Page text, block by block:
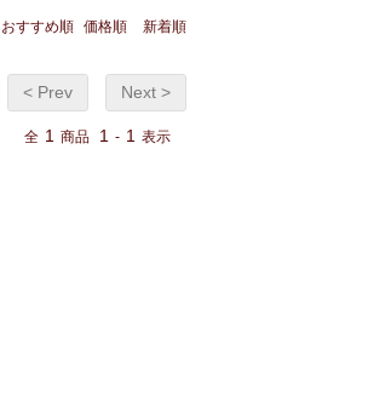
おすすめ順 価格順 新着順
< Prev Next >
全 1 商品 1 - 1 表示